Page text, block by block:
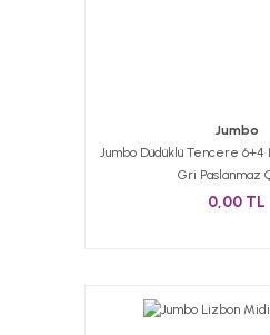
Jumbo
Jumbo Düdüklü Tencere 6+4
Gri Paslanmaz
0,00 TL